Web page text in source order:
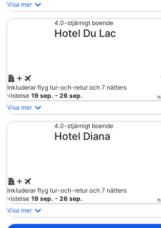
Visa mer
4.0-stjärnigt boende
Hotel Du Lac
Inkluderar flyg tur-och-retur och 7 nätters
vistelse 19 sep. - 26 sep.
Visa mer
4.0-stjärnigt boende
Hotel Diana
Inkluderar flyg tur-och-retur och 7 nätters
vistelse 19 sep. - 26 sep.
Visa mer